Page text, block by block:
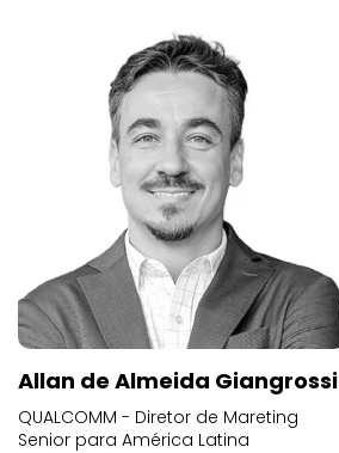
Allan de Almeida Giangrossi
QUALCOMM - Diretor de Mareting
Senior para América Latina